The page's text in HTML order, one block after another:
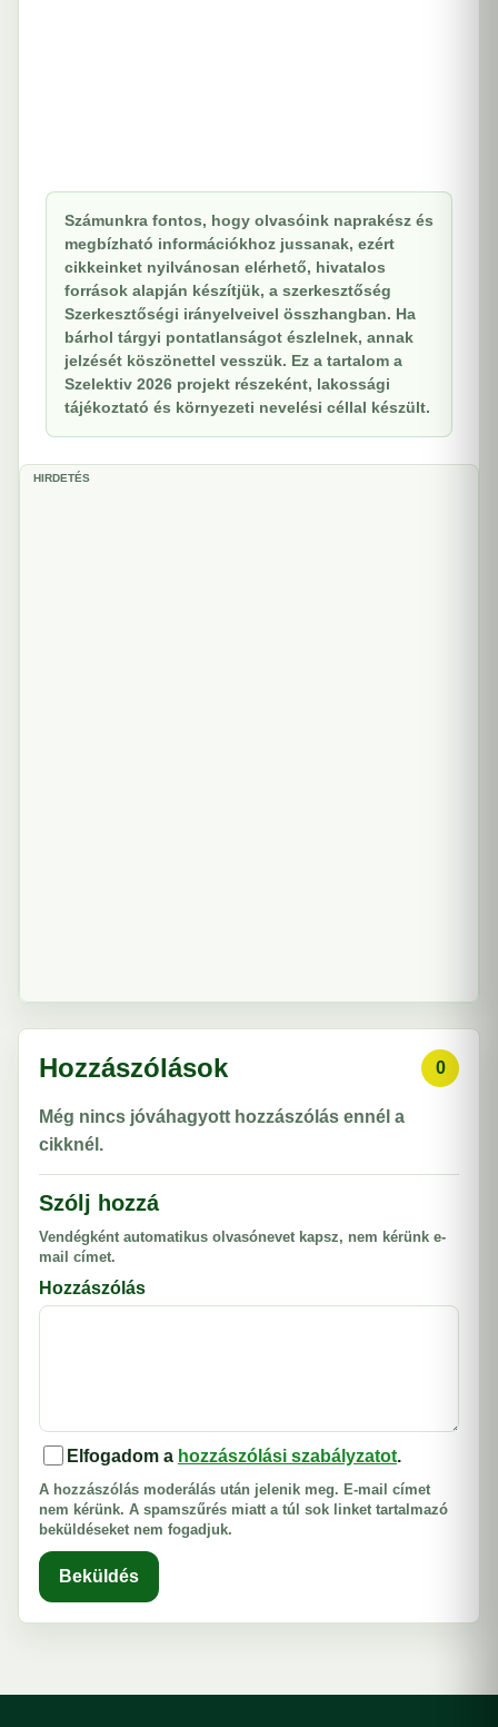
Számunkra fontos, hogy olvasóink naprakész és
megbízható információkhoz jussanak, ezért
cikkeinket nyilvánosan elérhető, hivatalos
források alapján készítjük, a szerkesztőség
Szerkesztőségi irányelveivel összhangban. Ha
bárhol tárgyi pontatlanságot észlelnek, annak
jelzését köszönettel vesszük. Ez a tartalom a
Szelektiv 2026 projekt részeként, lakossági
tájékoztató és környezeti nevelési céllal készült.
HIRDETÉS
Hozzászólások 0
Még nincs jóváhagyott hozzászólás ennél a
cikknél.
Szólj hozzá
Vendégként automatikus olvasónevet kapsz, nem kérünk e-
mail címet.
Hozzászólás
Elfogadom a hozzászólási szabályzatot.
A hozzászólás moderálás után jelenik meg. E-mail címet
nem kérünk. A spamszűrés miatt a túl sok linket tartalmazó
beküldéseket nem fogadjuk.
Beküldés